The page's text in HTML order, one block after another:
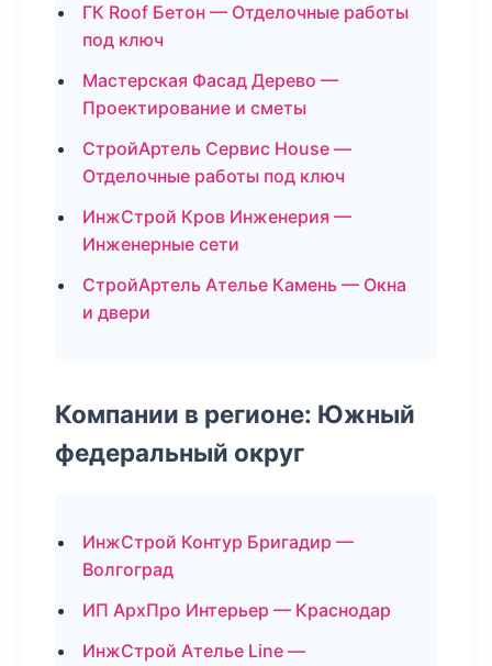
ГК Roof Бетон — Отделочные работы
под ключ
Мастерская Фасад Дерево —
Проектирование и сметы
СтройАртель Сервис House —
Отделочные работы под ключ
ИнжСтрой Кров Инженерия —
Инженерные сети
СтройАртель Ателье Камень — Окна
и двери
Компании в регионе: Южный
федеральный округ
ИнжСтрой Контур Бригадир —
Волгоград
ИП АрхПро Интерьер — Краснодар
ИнжСтрой Ателье Line —